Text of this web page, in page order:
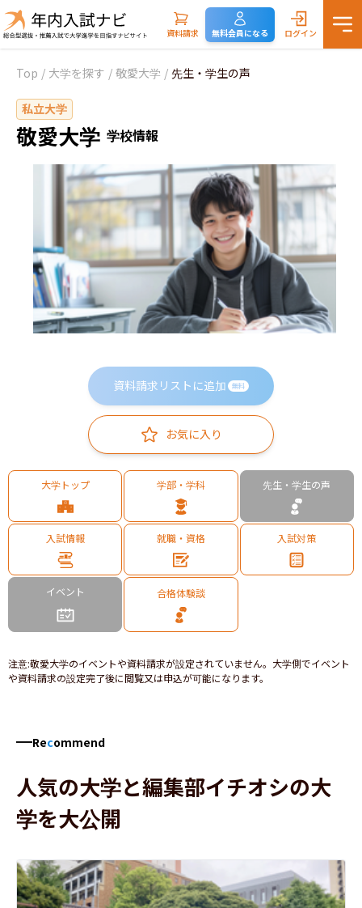
資料請求 無料会員になる ログイン
Top / 大学を探す / 敬愛大学 / 先生・学生の声
私立大学
敬愛大学 学校情報
資料請求リストに追加 無料
お気に入り
大学トップ 学部・学科 先生・学生の声
入試情報 就職・資格 入試対策
イベント 合格体験談
注意:敬愛大学のイベントや資料請求が設定されていません。大学側でイベント
や資料請求の設定完了後に閲覧又は申込が可能になります。
Recommend
人気の大学と編集部イチオシの大
学を大公開